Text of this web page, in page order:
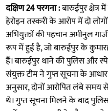
दक्षिण 24 परगना :बारुईपुर क्षेत्र
हेरोइन तस्करी के आरोप में दो
अभियुक्तों की पहचान अमीनुल
रूप में हुई है, जो बारुईपुर के
हैं। बारुईपुर थाने की पुलिस और
संयुक्त टीम ने गुप्त सूचना के
अनुसार, दोनों आरोपित लंबे समय
थे। गुप्त सूचना मिलने के बाद